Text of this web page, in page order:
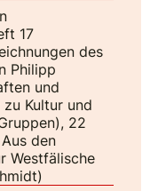
17
des
Philipp
und
zu Kultur und
22
den
Westfälische